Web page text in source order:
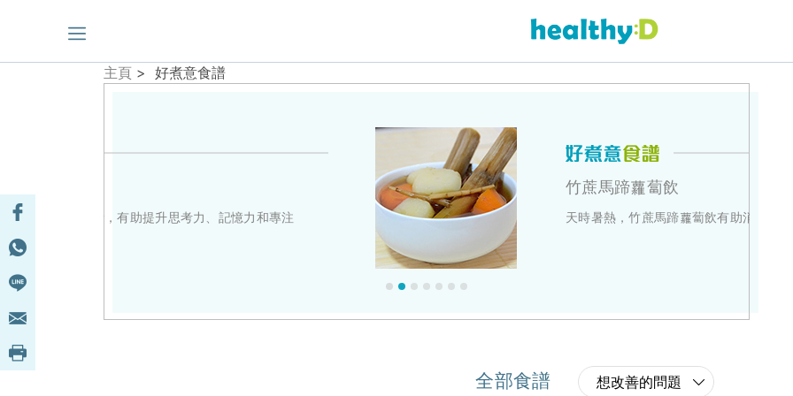
主頁 > 好煮意食譜
竹蔗馬蹄蘿蔔飲
天時暑熱，竹蔗馬蹄蘿蔔飲有助消暑清熱。
全部食譜